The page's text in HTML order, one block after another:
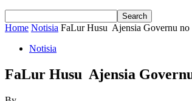
Home Notisia FaLur Husu Ajensia Governu no
Notisia
FaLur Husu Ajensia